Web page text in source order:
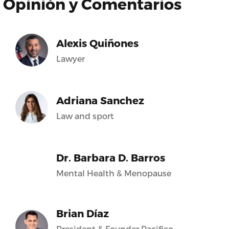
Alexis Quiñones
Lawyer
Adriana Sanchez
Law and sport
Dr. Barbara D. Barros
Mental Health & Menopause
Brian Díaz